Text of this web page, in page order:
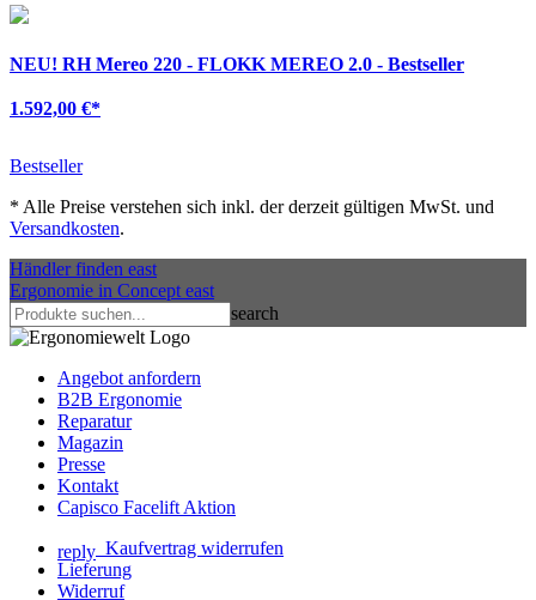
NEU! RH Mereo 220 - FLOKK MEREO 2.0 - Bestseller
1.592,00 €*
Bestseller
* Alle Preise verstehen sich inkl. der derzeit gültigen MwSt. und
Versandkosten.
Händler finden east
Ergonomie in Concept east
search
Angebot anfordern
B2B Ergonomie
Reparatur
Magazin
Presse
Kontakt
Capisco Facelift Aktion
reply Kaufvertrag widerrufen
Lieferung
Widerruf